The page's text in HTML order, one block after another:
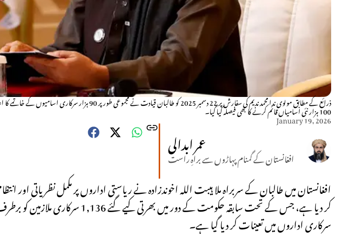
ذرائع کے مطابق مولوی ندا محمد ندیم کی سفارش پر 22 دسمبر 2025
100 ہزار نئی اسامیاں قائم کرنے کا بھی فیصلہ کیا گیا۔
January 19, 2026
عمر ابدالی
افغانستان کے گمنام پہاڑوں سے براہِ راست
افغانستان میں طالبان کے سربراہ ملا ہیبت اللہ اخوندزادہ نے ریاستی اداروں پر مکمل نظریاتی اور
سرکاری اداروں میں تعینات کر دیا گیا ہے۔